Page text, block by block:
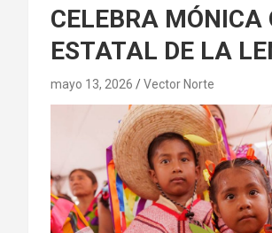
CELEBRA MÓNICA
ESTATAL DE LA
mayo 13, 2026 Vector Norte